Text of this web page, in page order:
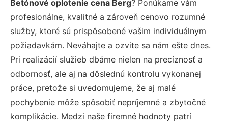
Betónové oplotenie cena Berg? Ponúkame vám
profesionálne, kvalitné a zároveň cenovo rozumné
služby, ktoré sú prispôsobené vašim individuálnym
požiadavkám. Neváhajte a ozvite sa nám ešte dnes.
Pri realizácií služieb dbáme nielen na precíznosť a
odbornosť, ale aj na dôslednú kontrolu vykonanej
práce, pretože si uvedomujeme, že aj malé
pochybenie môže spôsobiť nepríjemné a zbytočné
komplikácie. Medzi naše firemné hodnoty patrí